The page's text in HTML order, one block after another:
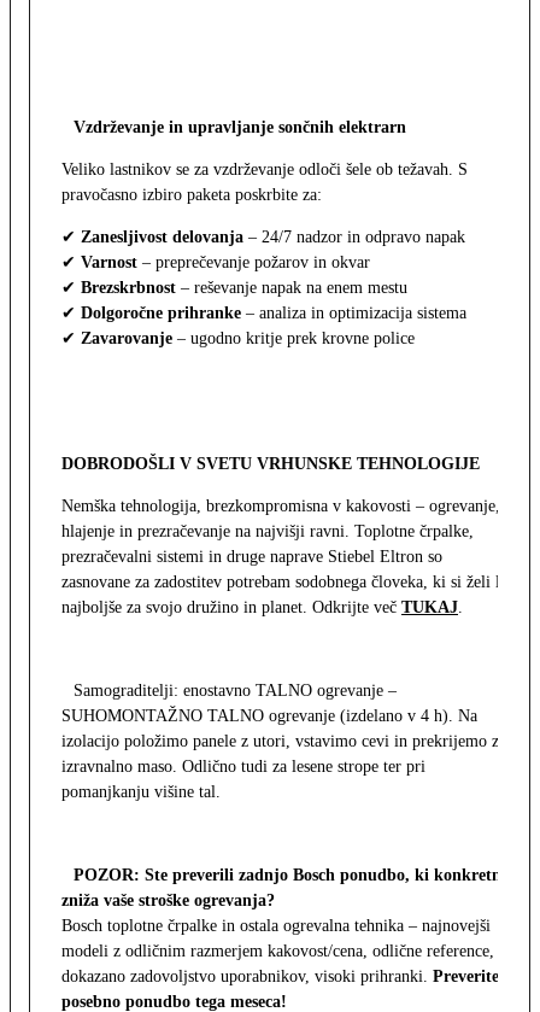
Vzdrževanje in upravljanje sončnih elektrarn
Veliko lastnikov se za vzdrževanje odloči šele ob težavah. S
pravočasno izbiro paketa poskrbite za:
✔ Zanesljivost delovanja – 24/7 nadzor in odpravo napak
✔ Varnost – preprečevanje požarov in okvar
✔ Brezskrbnost – reševanje napak na enem mestu
✔ Dolgoročne prihranke – analiza in optimizacija sistema
✔ Zavarovanje – ugodno kritje prek krovne police
DOBRODOŠLI V SVETU VRHUNSKE TEHNOLOGIJE
Nemška tehnologija, brezkompromisna v kakovosti – ogrevanje,
hlajenje in prezračevanje na najvišji ravni. Toplotne črpalke,
prezračevalni sistemi in druge naprave Stiebel Eltron so
zasnovane za zadostitev potrebam sodobnega človeka, ki si želi le
najboljše za svojo družino in planet. Odkrijte več TUKAJ
Samograditelji: enostavno TALNO ogrevanje –
SUHOMONTAŽNO TALNO ogrevanje (izdelano v 4 h). Na
izolacijo položimo panele z utori, vstavimo cevi in prekrijemo z
izravnalno maso. Odlično tudi za lesene strope ter pri
pomanjkanju višine tal.
POZOR: Ste preverili zadnjo Bosch ponudbo, ki konkretno
zniža vaše stroške ogrevanja?
Bosch toplotne črpalke in ostala ogrevalna tehnika – najnovejši
modeli z odličnim razmerjem kakovost/cena, odlične reference,
dokazano zadovoljstvo uporabnikov, visoki prihranki. Preverite
posebno ponudbo tega meseca!